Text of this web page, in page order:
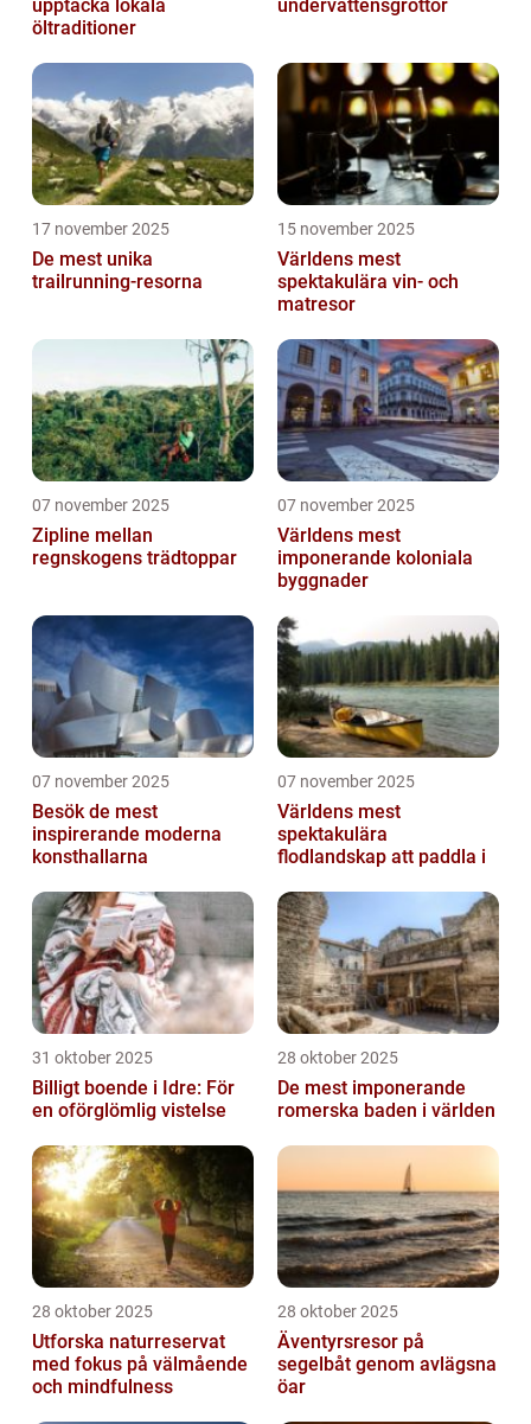
upptäcka lokala
öltraditioner
undervattensgrottor
17 november 2025
De mest unika
trailrunning-resorna
15 november 2025
Världens mest
spektakulära vin- och
matresor
07 november 2025
Zipline mellan
regnskogens trädtoppar
07 november 2025
Världens mest
imponerande koloniala
byggnader
07 november 2025
Besök de mest
inspirerande moderna
konsthallarna
07 november 2025
Världens mest
spektakulära
flodlandskap att paddla i
31 oktober 2025
Billigt boende i Idre: För
en oförglömlig vistelse
28 oktober 2025
De mest imponerande
romerska baden i världen
28 oktober 2025
Utforska naturreservat
med fokus på välmående
och mindfulness
28 oktober 2025
Äventyrsresor på
segelbåt genom avlägsna
öar